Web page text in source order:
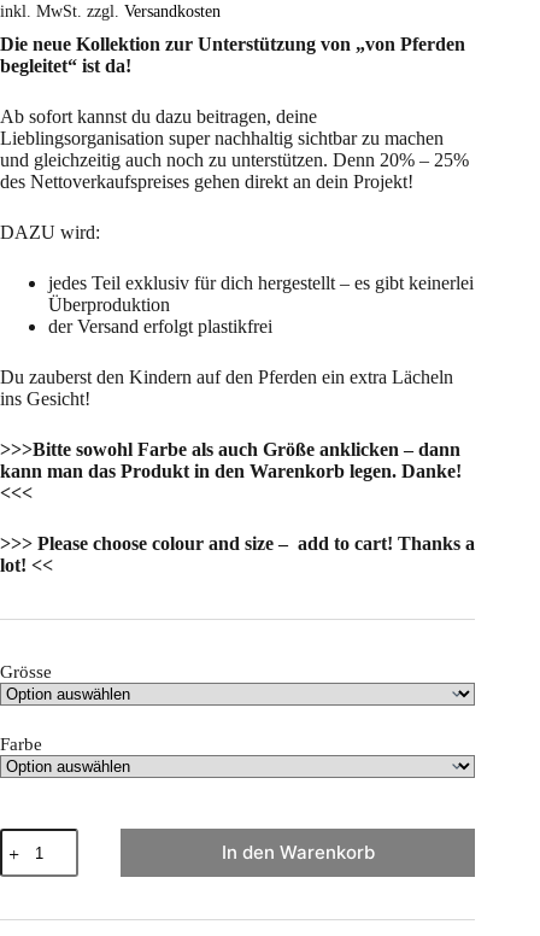
inkl. MwSt. zzgl. Versandkosten
Die neue Kollektion zur Unterstützung von „von Pferden
begleitet“ ist da!
Ab sofort kannst du dazu beitragen, deine
Lieblingsorganisation super nachhaltig sichtbar zu machen
und gleichzeitig auch noch zu unterstützen. Denn 20% – 25%
des Nettoverkaufspreises gehen direkt an dein Projekt!
DAZU wird:
jedes Teil exklusiv für dich hergestellt – es gibt keinerlei
Überproduktion
der Versand erfolgt plastikfrei
Du zauberst den Kindern auf den Pferden ein extra Lächeln
ins Gesicht!
>>>Bitte sowohl Farbe als auch Größe anklicken – dann
kann man das Produkt in den Warenkorb legen. Danke!
<<<
>>> Please choose colour and size – add to cart! Thanks a
lot! <<
Grösse
Farbe
"von
Pferden
begleitet"
Mousepad
In den Warenkorb